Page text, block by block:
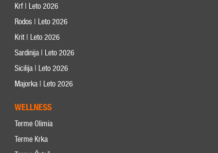
Krf | Leto 2026
Rodos | Leto 2026
Krit | Leto 2026
Sardinija | Leto 2026
Sicilija | Leto 2026
Majorka | Leto 2026
WELLNESS
Terme Olimia
Terme Krka